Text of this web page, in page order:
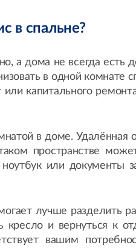
в спальне?
а дома не всегда
в одной
капитального
в доме.
пространстве
или документы
лучше разделить
кресло и вернуться к
вашим